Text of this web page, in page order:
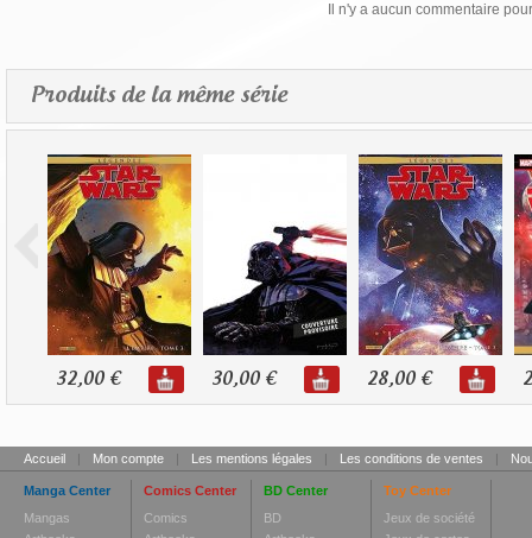
Il n'y a aucun commentaire
Produits de la même série
32,00 € 30,00 € 28,00 €
Accueil | Mon compte | Les mentions légales | Les conditions de ventes |
Manga Center
Mangas
Comics Center
Comics
BD Center
BD
Toy Center
Jeux de société